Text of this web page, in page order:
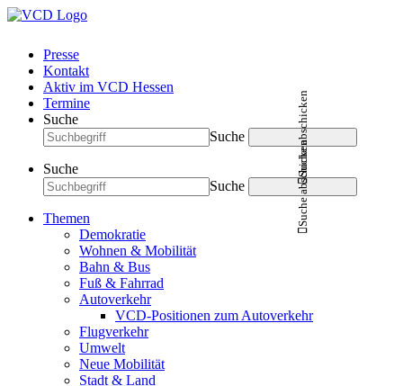
Presse
Kontakt
Aktiv im VCD Hessen
Termine
Suche
Suche
Suche abschicken
Suche
Suche
Suche abschicken
Themen
Demokratie
Wohnen & Mobilität
Bahn & Bus
Fuß & Fahrrad
Autoverkehr
VCD-Positionen zum Autoverkehr
Flugverkehr
Umwelt
Neue Mobilität
Stadt & Land